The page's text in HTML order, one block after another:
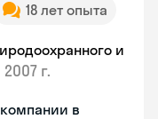
18 лет опыта
и
2007 г.
в